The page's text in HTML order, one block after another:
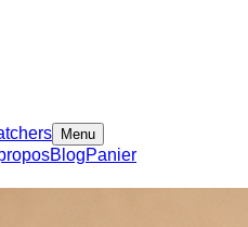
Menu
BlogPanier